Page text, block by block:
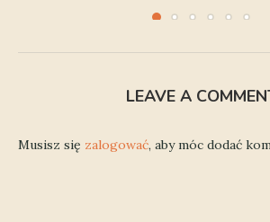
LEAVE A
Musisz się zalogować, aby móc dodać